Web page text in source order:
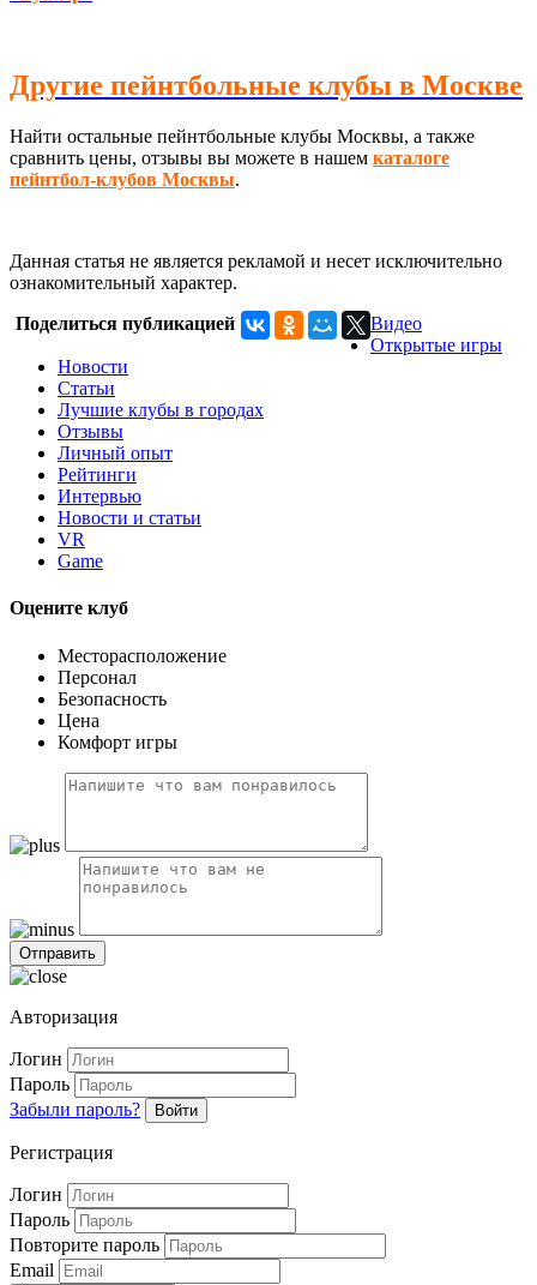
Другие пейнтбольные клубы в Москве
Найти остальные пейнтбольные клубы Москвы, а также
сравнить цены, отзывы вы можете в нашем каталоге
пейнтбол-клубов Москвы.
Данная статья не является рекламой и несет исключительно
ознакомительный характер.
Поделиться публикацией
Видео
Открытые игры
Новости
Статьи
Лучшие клубы в городах
Отзывы
Личный опыт
Рейтинги
Интервью
Новости и статьи
VR
Game
Оцените клуб
Месторасположение
Персонал
Безопасность
Цена
Комфорт игры
Авторизация
Логин
Пароль
Забыли пароль?
Войти
Регистрация
Логин
Пароль
Повторите пароль
Email